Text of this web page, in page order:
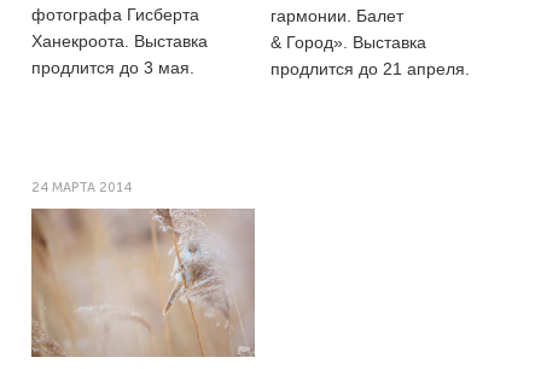
фотографа Гисберта
Ханекроота. Выставка
продлится до 3 мая.
гармонии. Балет
& Город». Выставка
продлится до 21 апреля.
24 МАРТА 2014